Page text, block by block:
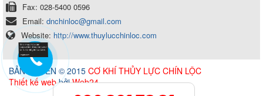
Fax: 028-5400 0596
Email: dnchinloc@gmail.com
Website: http://www.thuylucchinloc.com
BẢN QUYỀN © 2015 CƠ KHÍ THỦY LỰC CHÍN LỘC
Thiết kế webbởiWeb24